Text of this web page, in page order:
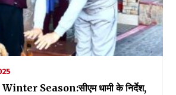
Season:सीएम धामी के निर्देश,